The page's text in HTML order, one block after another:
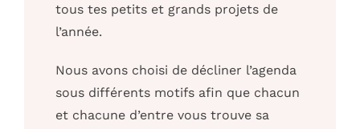
tous tes petits et grands projets de
l’année.
Nous avons choisi de décliner l’agenda
sous différents motifs afin que chacun
et chacune d’entre vous trouve sa